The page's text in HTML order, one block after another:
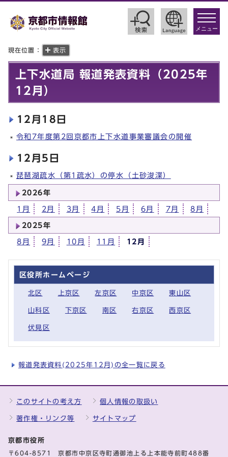
toggle
メニュー
現在位置： 表示
上下水道局 報道発表資料（2025年
12月）
12月18日
令和7年度第2回京都市上下水道事業審議会の開催
12月5日
琵琶湖疏水（第1疏水）の停水（土砂浚渫）
2026年
1月 2月 3月 4月 5月 6月 7月 8月
2025年
8月 9月 10月 11月 12月
区役所ホームページ
北区 上京区 左京区 中京区 東山区
山科区 下京区 南区 右京区 西京区
伏見区
報道発表資料(2025年12月)の全一覧に戻る
このサイトの考え方 個人情報の取扱い
著作権・リンク等 サイトマップ
京都市役所
〒604-8571 京都市中京区寺町通御池上る上本能寺前町488番